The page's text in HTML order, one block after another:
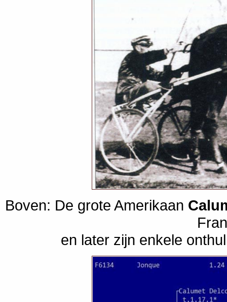
Boven: De grote Amerikaan
en later zijn enkele